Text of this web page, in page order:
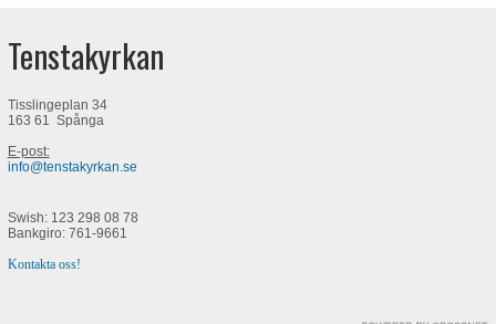
Tenstakyrkan
Tisslingeplan 34
163 61 Spånga
E-post:
info@tenstakyrkan.se
Swish: 123 298 08 78
Bankgiro: 761-9661
Kontakta oss!